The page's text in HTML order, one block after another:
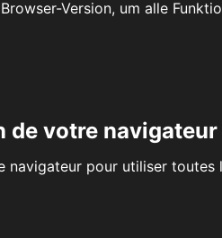
Version, um alle
de votre navigateur
navigateur pour utiliser